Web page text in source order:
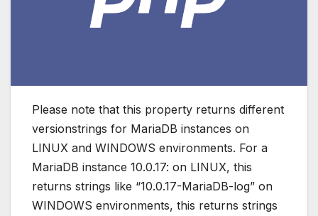
Please note that this property returns different
versionstrings for MariaDB instances on
LINUX and WINDOWS environments. For a
MariaDB instance 10.0.17: on LINUX, this
returns strings like “10.0.17-MariaDB-log” on
WINDOWS environments, this returns strings